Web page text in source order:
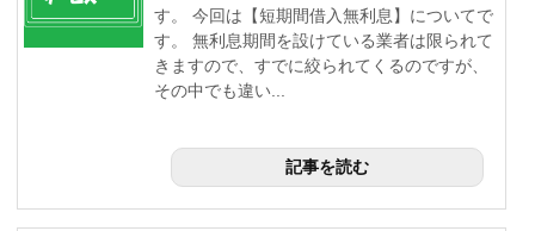
す。 今回は【短期間借入無利息】についてで
す。 無利息期間を設けている業者は限られて
きますので、すでに絞られてくるのですが、
その中でも違い...
記事を読む